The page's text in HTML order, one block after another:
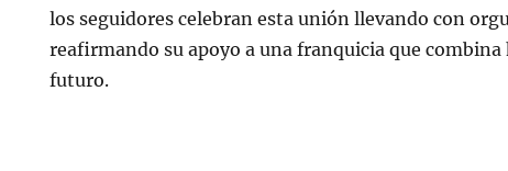
los seguidores celebran esta unión llevando con
reafirmando su apoyo a una franquicia que
futuro.